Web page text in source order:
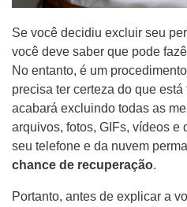
Se você decidiu excluir seu
você deve saber que pode
No entanto, é um
precisa ter certeza do que
acabará excluindo todas as
arquivos, fotos, GIFs, vídeos e
seu telefone e da nuvem
chance de recuperação.
Portanto, antes de explicar a